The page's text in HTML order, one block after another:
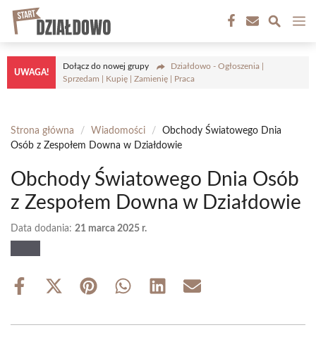
Przejdź
treści
UWAGA!
Dołącz do nowej grupy
Działdowo - Ogłoszenia |
Sprzedam | Kupię | Zamienię | Praca
Strona główna / Wiadomości /
Obchody Światowego Dnia
Osób z Zespołem Downa w Działdowie
Obchody Światowego Dnia Osób
z Zespołem Downa w Działdowie
Data dodania: 21 marca 2025 r.
Share
Share
(Twitter)
Share Share Share Share